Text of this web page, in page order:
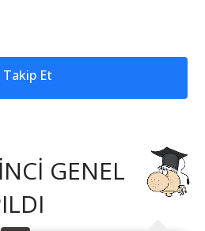
Takip Et
GENEL